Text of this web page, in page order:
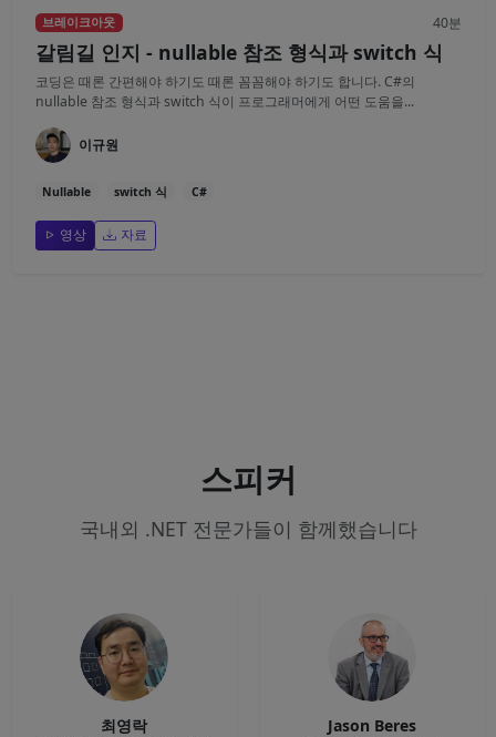
브레이크아웃 40분
갈림길 인지 - nullable 참조 형식과 switch 식
코딩은 때론 간편해야 하기도 때론 꼼꼼해야 하기도 합니다. C#의
nullable 참조 형식과 switch 식이 프로그래머에게 어떤 도움을...
이규원
Nullable switch 식 C#
영상 자료
스피커
국내외 .NET 전문가들이 함께했습니다
최영락 Jason Beres